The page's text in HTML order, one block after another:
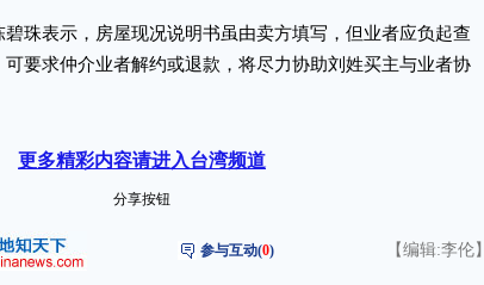
表示，房屋现况说明书虽由卖方填写，但业者应负起查
要求仲介业者解约或退款，将尽力协助刘姓买主与业者协
更多精彩内容请进入台湾频道
分享按钮
参与互动(0) 【编辑:李伦】